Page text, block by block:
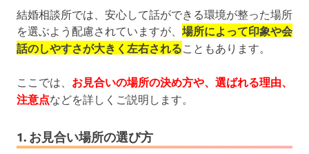
結婚相談所では、安心して話ができる環境が整った場所
を選ぶよう配慮されていますが、 場所によって印象や会
話のしやすさが大きく左右される こともあります。
ここでは、 お見合いの場所の決め方や、選ばれる理由、
注意点などを詳しくご説明します。
1. お見合い場所の選び方